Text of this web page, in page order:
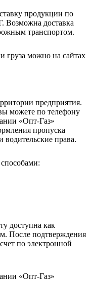
продукции по
Возможна доставка
транспортом.
груза можно на сайтах
предприятия.
можете по телефону
«Опт-Газ»
пропуска
водительские права.
доступна как
После подтверждения
по электронной
«Опт-Газ»